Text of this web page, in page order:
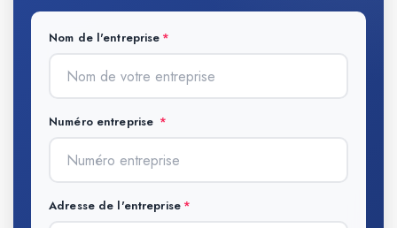
Nom de l'entreprise
Numéro entreprise
Adresse de l'entreprise